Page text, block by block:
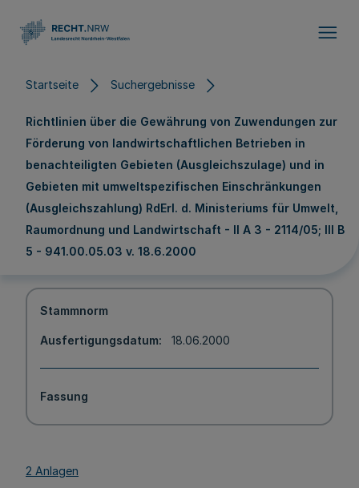
Startseite Suchergebnisse
Richtlinien über die Gewährung von Zuwendungen zur
Förderung von landwirtschaftlichen Betrieben in
benachteiligten Gebieten (Ausgleichszulage) und in
Gebieten mit umweltspezifischen Einschränkungen
(Ausgleichszahlung) RdErl. d. Ministeriums für Umwelt,
Raumordnung und Landwirtschaft - II A 3 - 2114/05; III B
5 - 941.00.05.03 v. 18.6.2000
Stammnorm
Ausfertigungsdatum 18.06.2000
Fassung
2 Anlagen